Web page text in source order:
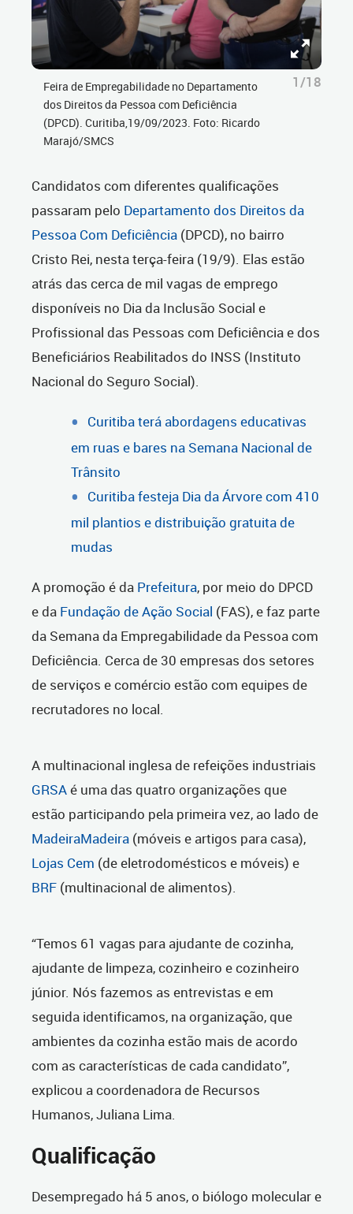
Feira de Empregabilidade no Departamento
dos Direitos da Pessoa com Deficiência
(DPCD). Curitiba,19/09/2023. Foto: Ricardo
Marajó/SMCS
1/18
Candidatos com diferentes qualificações
passaram pelo Departamento dos Direitos da
Pessoa Com Deficiência (DPCD), no bairro
Cristo Rei, nesta terça-feira (19/9). Elas estão
atrás das cerca de mil vagas de emprego
disponíveis no Dia da Inclusão Social e
Profissional das Pessoas com Deficiência e dos
Beneficiários Reabilitados do INSS (Instituto
Nacional do Seguro Social).
Curitiba terá abordagens educativas
em ruas e bares na Semana Nacional de
Trânsito
Curitiba festeja Dia da Árvore com 410
mil plantios e distribuição gratuita de
mudas
A promoção é da Prefeitura, por meio do DPCD
e da Fundação de Ação Social (FAS), e faz parte
da Semana da Empregabilidade da Pessoa com
Deficiência. Cerca de 30 empresas dos setores
de serviços e comércio estão com equipes de
recrutadores no local.
A multinacional inglesa de refeições industriais
GRSAé uma das quatro organizações que
estão participando pela primeira vez, ao lado de
MadeiraMadeira (móveis e artigos para casa),
Lojas Cem (de eletrodomésticos e móveis) e
BRF (multinacional de alimentos).
“Temos 61 vagas para ajudante de cozinha,
ajudante de limpeza, cozinheiro e cozinheiro
júnior. Nós fazemos as entrevistas e em
seguida identificamos, na organização, que
ambientes da cozinha estão mais de acordo
com as características de cada candidato”,
explicou a coordenadora de Recursos
Humanos, Juliana Lima.
Qualificação
Desempregado há 5 anos, o biólogo molecular e